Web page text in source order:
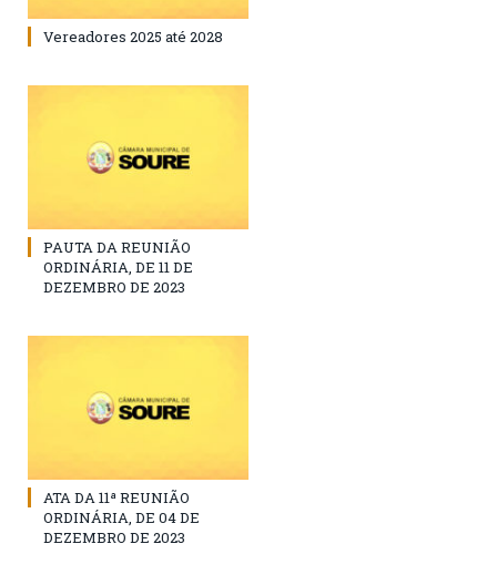
Vereadores 2025 até 2028
PAUTA DA REUNIÃO
ORDINÁRIA, DE 11 DE
DEZEMBRO DE 2023
ATA DA 11ª REUNIÃO
ORDINÁRIA, DE 04 DE
DEZEMBRO DE 2023